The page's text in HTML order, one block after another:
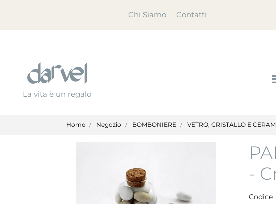
Chi Siamo Contatti
La vita è un regalo
Home Negozio BOMBONIERE VETRO, CRISTALLO E
-
Codice